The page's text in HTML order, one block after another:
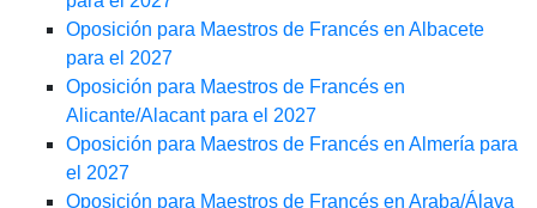
Oposición para Maestros de Francés en Albacete
para el 2027
Oposición para Maestros de Francés en
Alicante/Alacant para el 2027
Oposición para Maestros de Francés en Almería para
el 2027
Oposición para Maestros de Francés en Araba/Álava